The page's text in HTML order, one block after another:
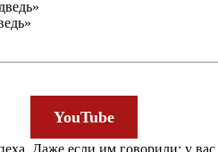
YouTube
Даже если им говорили: у